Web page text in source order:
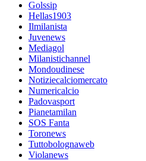
Golssip
Hellas1903
Ilmilanista
Juvenews
Mediagol
Milanistichannel
Mondoudinese
Notiziecalciomercato
Numericalcio
Padovasport
Pianetamilan
SOS Fanta
Toronews
Tuttobolognaweb
Violanews